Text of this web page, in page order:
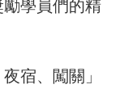
學員們的精
宿、闖關」